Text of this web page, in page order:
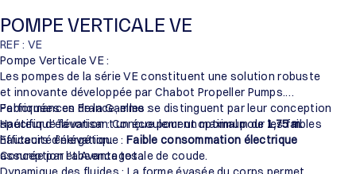
POMPE VERTICALE VE
REF : VE
Pompe Verticale VE :
Les pompes de la série VE constituent une solution robuste
et innovante développée par Chabot Propeller Pumps.
Fabriquées en France, elles se distinguent par leur conception
spécifique favorisant un écoulement optimal pour les faibles
hauteurs d’élévation.
Performances de la Gamme :
Hauteur d’élévation : Conçue pour un maximum de 1,75 m.
Efficacité énergétique : Faible consommation électrique
assurée par l’absence totale de coude.
Conception et Avantages :